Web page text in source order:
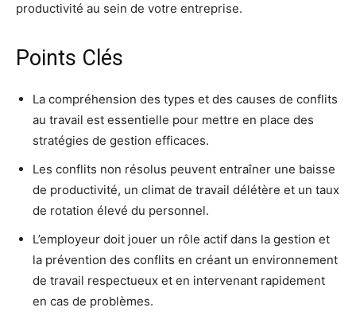
productivité au sein de votre entreprise.
Points Clés
La compréhension des types et des causes de conflits
au travail est essentielle pour mettre en place des
stratégies de gestion efficaces.
Les conflits non résolus peuvent entraîner une baisse
de productivité, un climat de travail délétère et un taux
de rotation élevé du personnel.
L’employeur doit jouer un rôle actif dans la gestion et
la prévention des conflits en créant un environnement
de travail respectueux et en intervenant rapidement
en cas de problèmes.